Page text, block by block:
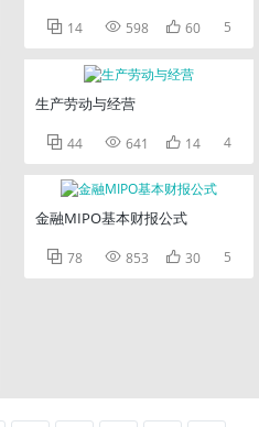
 14  598  60 5
生产劳动与经营
 44  641  14 4
金融MIPO基本财报公式
 78  853  30 5